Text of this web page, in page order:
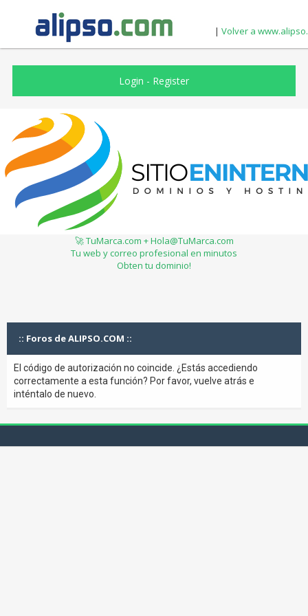
| Volver a
Login - Register
🚀 TuMarca.com + Hola@TuMarca.com
Tu web y correo profesional en minutos
Obten tu dominio!
:: Foros de ALIPSO.COM ::
El código de autorización no coincide. ¿Estás accediendo
correctamente a esta función? Por favor, vuelve atrás e
inténtalo de nuevo.